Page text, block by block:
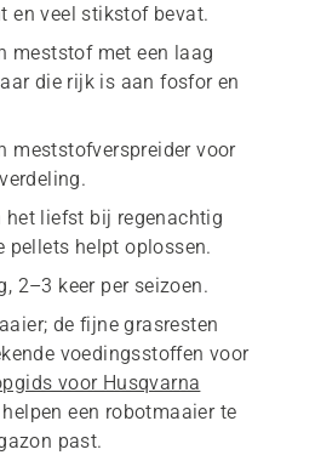
en veel stikstof bevat.
meststof met een laag
die rijk is aan fosfor en
meststofverspreider voor
het liefst bij regenachtig
pellets helpt oplossen.
2–3 keer per seizoen.
de fijne grasresten
voedingsstoffen voor
voor Husqvarna
een robotmaaier te
past.